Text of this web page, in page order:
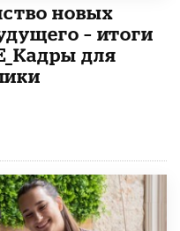
новых
– итоги
для